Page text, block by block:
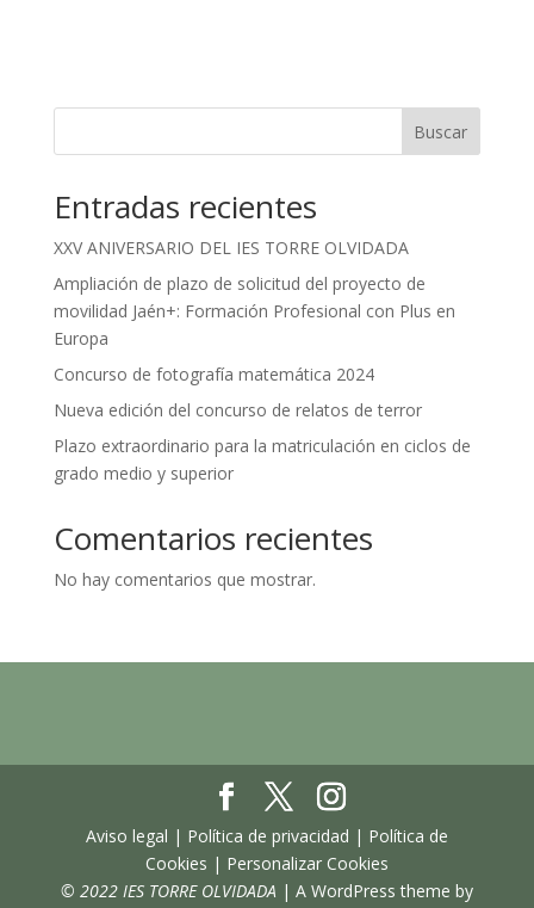
Buscar
Entradas recientes
XXV ANIVERSARIO DEL IES TORRE OLVIDADA
Ampliación de plazo de solicitud del proyecto de
movilidad Jaén+: Formación Profesional con Plus en
Europa
Concurso de fotografía matemática 2024
Nueva edición del concurso de relatos de terror
Plazo extraordinario para la matriculación en ciclos de
grado medio y superior
Comentarios recientes
No hay comentarios que mostrar.
Aviso legal | Política de privacidad | Política de
Cookies | Personalizar Cookies
© 2022 IES TORRE OLVIDADA | A WordPress theme by